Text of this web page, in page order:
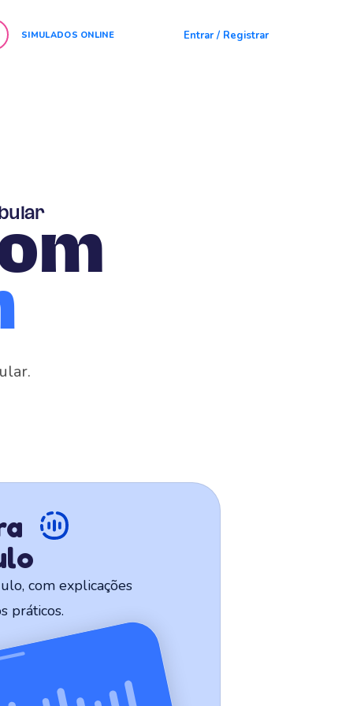
SIMULADOS ONLINE Entrar / Registrar
Funções, Probabilidade, Estatística e muito mais!
com explicações
práticos.